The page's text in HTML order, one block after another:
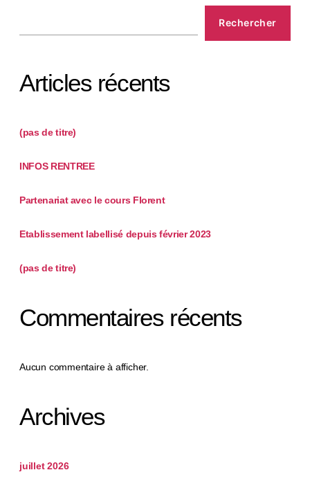
Rechercher
Articles récents
(pas de titre)
INFOS RENTREE
Partenariat avec le cours Florent
Etablissement labellisé depuis février 2023
(pas de titre)
Commentaires récents
Aucun commentaire à afficher.
Archives
juillet 2026